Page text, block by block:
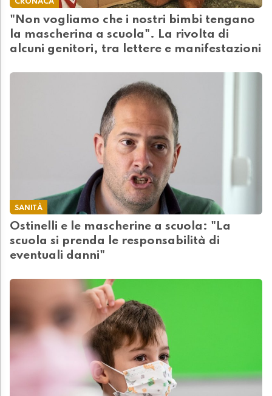
"Non vogliamo che i nostri bimbi tengano
la mascherina a scuola". La rivolta di
alcuni genitori, tra lettere e manifestazioni
SANITÀ
Ostinelli e le mascherine a scuola: "La
scuola si prenda le responsabilità di
eventuali danni"